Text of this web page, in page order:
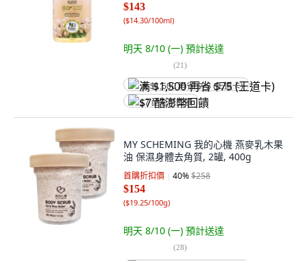
$143
($14.30/100ml)
明天 8/10 (一) 預計送達
(21)
满 $1,500 再省 $75 (王道卡)
$7 酷澎幣回饋
MY SCHEMING 我的心機 燕麥乳木果
油 保濕身體去角質, 2罐, 400g
首購折扣價 40%$258
$154
($19.25/100g)
明天 8/10 (一) 預計送達
(28)